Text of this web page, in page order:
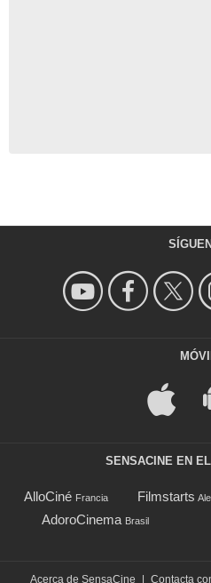
SENSACINE EN
AlloCiné Francia Filmstarts
AdoroCinema Brasil
Acerca de SensaCine | Contacta